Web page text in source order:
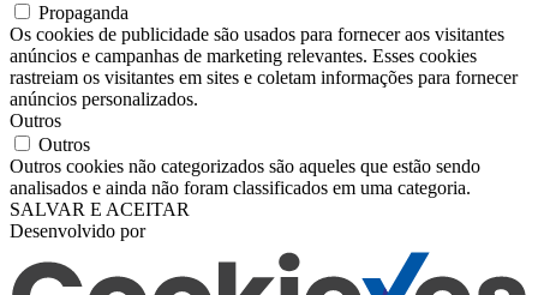
Propaganda
Os cookies de publicidade são usados ​​para fornecer aos visitantes
anúncios e campanhas de marketing relevantes. Esses cookies
rastreiam os visitantes em sites e coletam informações para fornecer
anúncios personalizados.
Outros
Outros
Outros cookies não categorizados são aqueles que estão sendo
analisados ​​e ainda não foram classificados em uma categoria.
SALVAR E ACEITAR
Desenvolvido por